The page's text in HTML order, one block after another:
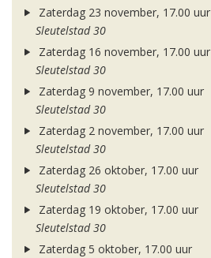
Zaterdag 23 november, 17.00 uur
Sleutelstad 30
Zaterdag 16 november, 17.00 uur
Sleutelstad 30
Zaterdag 9 november, 17.00 uur
Sleutelstad 30
Zaterdag 2 november, 17.00 uur
Sleutelstad 30
Zaterdag 26 oktober, 17.00 uur
Sleutelstad 30
Zaterdag 19 oktober, 17.00 uur
Sleutelstad 30
Zaterdag 5 oktober, 17.00 uur